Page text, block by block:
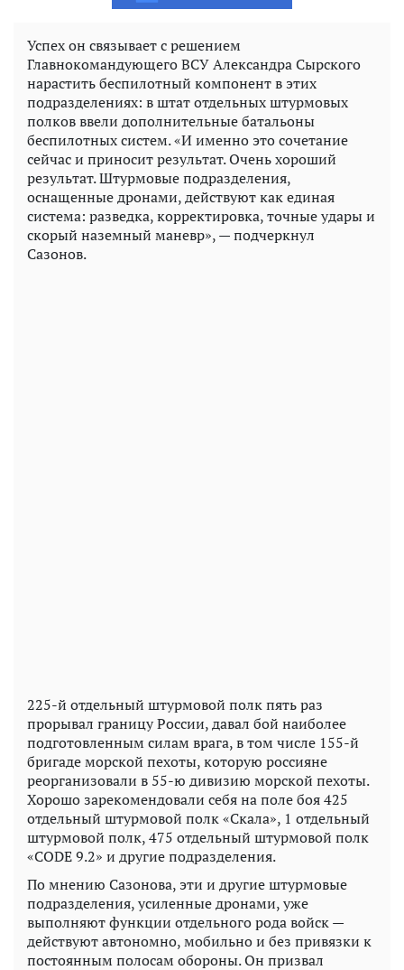
Успех он связывает с решением
Главнокомандующего ВСУ Александра Сырского
нарастить беспилотный компонент в этих
подразделениях: в штат отдельных штурмовых
полков ввели дополнительные батальоны
беспилотных систем. «И именно это сочетание
сейчас и приносит результат. Очень хороший
результат. Штурмовые подразделения,
оснащенные дронами, действуют как единая
система: разведка, корректировка, точные удары и
скорый наземный маневр», — подчеркнул
Сазонов.
225-й отдельный штурмовой полк пять раз
прорывал границу России, давал бой наиболее
подготовленным силам врага, в том числе 155-й
бригаде морской пехоты, которую россияне
реорганизовали в 55-ю дивизию морской пехоты.
Хорошо зарекомендовали себя на поле боя 425
отдельный штурмовой полк «Скала», 1 отдельный
штурмовой полк, 475 отдельный штурмовой полк
«CODE 9.2» и другие подразделения.
По мнению Сазонова, эти и другие штурмовые
подразделения, усиленные дронами, уже
выполняют функции отдельного рода войск —
действуют автономно, мобильно и без привязки к
постоянным полосам обороны. Он призвал